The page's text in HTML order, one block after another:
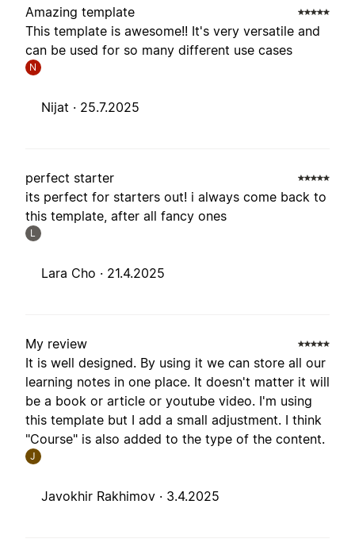
Amazing template
This template is awesome!! It's very versatile and
can be used for so many different use cases
N
Nijat · 25.7.2025
perfect starter
its perfect for starters out! i always come back to
this template, after all fancy ones
L
Lara Cho · 21.4.2025
My review
It is well designed. By using it we can store all our
learning notes in one place. It doesn't matter it will
be a book or article or youtube video. I'm using
this template but I add a small adjustment. I think
"Course" is also added to the type of the content.
J
Javokhir Rakhimov · 3.4.2025